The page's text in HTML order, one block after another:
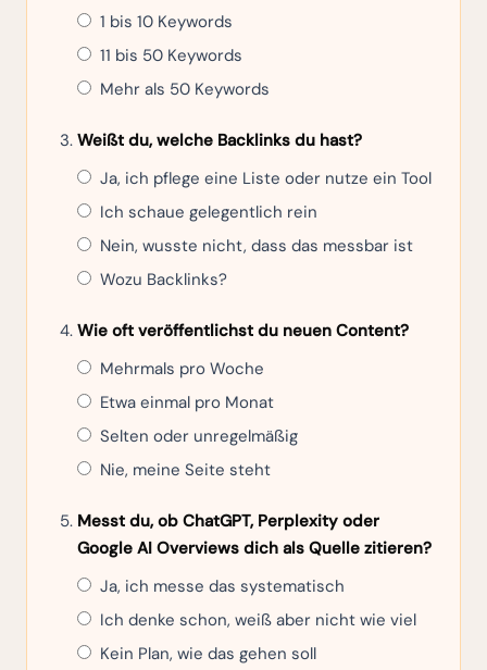
1 bis 10 Keywords
11 bis 50 Keywords
Mehr als 50 Keywords
Weißt du, welche Backlinks du hast?
Ja, ich pflege eine Liste oder nutze ein Tool
Ich schaue gelegentlich rein
Nein, wusste nicht, dass das messbar ist
Wozu Backlinks?
Wie oft veröffentlichst du neuen Content?
Mehrmals pro Woche
Etwa einmal pro Monat
Selten oder unregelmäßig
Nie, meine Seite steht
Messt du, ob ChatGPT, Perplexity oder
Google AI Overviews dich als Quelle zitieren?
Ja, ich messe das systematisch
Ich denke schon, weiß aber nicht wie viel
Kein Plan, wie das gehen soll